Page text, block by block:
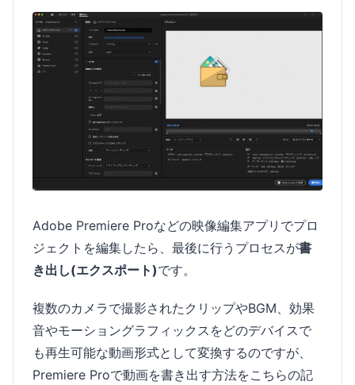
Adobe Premiere Proなどの映像編集アプリでプロ
ジェクトを編集したら、最後に行うプロセスが書
き出し(エクスポート)です。
複数のカメラで撮影されたクリップやBGM、効果
音やモーショングラフィックスをどのデバイスで
も再生可能な動画形式として変換するのですが、
Premiere Proで動画を書き出す方法をこちらの記